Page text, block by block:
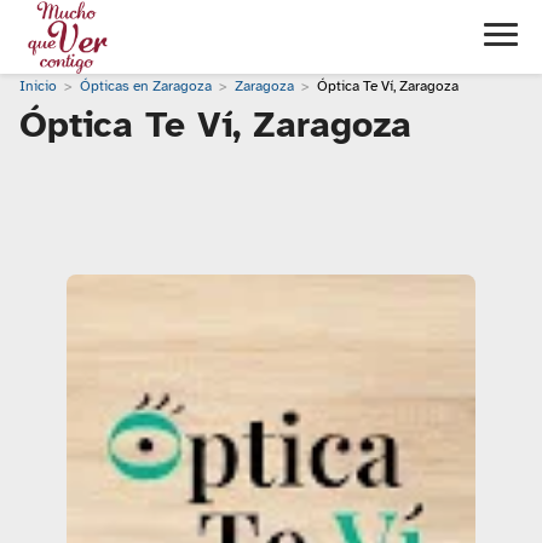
Inicio Ópticas en Zaragoza Zaragoza Óptica Te Ví, Zaragoza
Óptica Te Ví, Zaragoza